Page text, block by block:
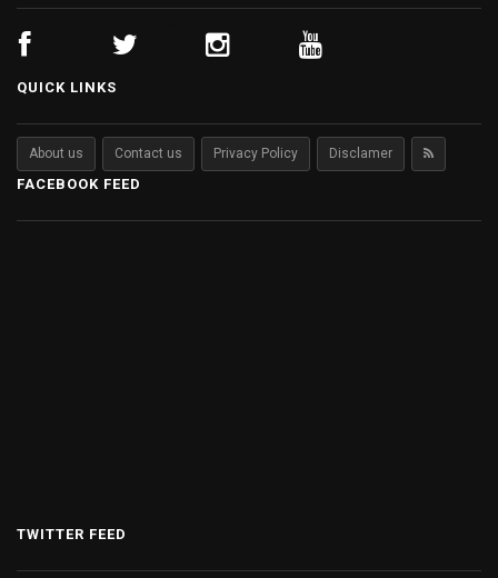
QUICK LINKS
About us Contact us Privacy Policy Disclamer
FACEBOOK FEED
TWITTER FEED